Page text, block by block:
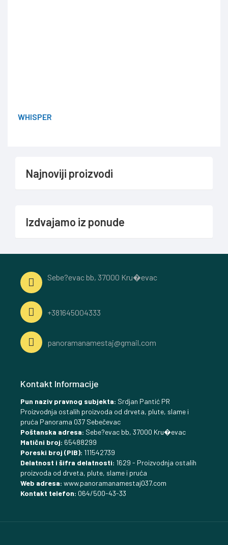
WHISPER
Najnoviji proizvodi
Izdvajamo iz ponude
Sebe?evac bb, 37000 Kru�evac
+381645004333
panoramanamestaj@gmail.com
Kontakt Informacije
Pun naziv pravnog subjekta: Srdjan Pantić PR
Proizvodnja ostalih proizvoda od drveta, plute, slame i
pruća Panorama 037 Sebečevac
Poštanska adresa: Sebe?evac bb, 37000 Kru�evac
Matični broj: 65488299
Poreski broj (PIB): 111542739
Delatnost i šifra delatnosti: 1629 - Proizvodnja ostalih
proizvoda od drveta, plute, slame i pruća
Web adresa: www.panoramanamestaj037.com
Kontakt telefon: 064/500-43-33